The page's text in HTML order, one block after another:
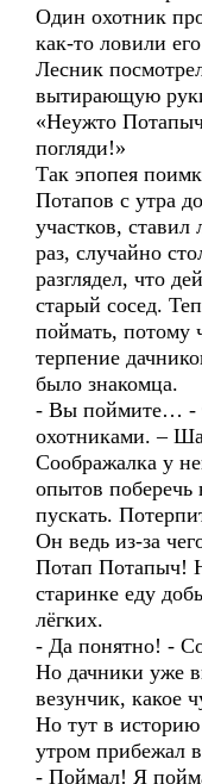
Один охотник
как-то ловили
Лесник
вытирающую
«Неужто
погляди!»
Так эпопея
Потапов с утра
участков,
раз, случайно
разглядел, что
старый сосед.
поймать, потому
терпение
было знакомца.
- Вы поймите… -
охотниками. –
Соображалка у
опытов
пускать.
Он ведь из-за
Потап Потапыч!
старинке еду
лёгких.
- Да понятно! -
Но дачники уже
везунчик, какое
Но тут в
утром прибежал
- Поймал! Я